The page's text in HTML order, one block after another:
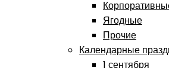
Ягодные
Прочие
Календарные
1 сентября